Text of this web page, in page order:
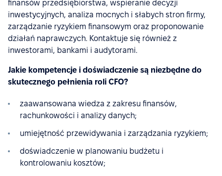
finansów przedsiębiorstwa, wspieranie decyzji
inwestycyjnych, analiza mocnych i słabych stron firmy,
zarządzanie ryzykiem finansowym oraz proponowanie
działań naprawczych. Kontaktuje się również z
inwestorami, bankami i audytorami.
Jakie kompetencje i doświadczenie są niezbędne do
skutecznego pełnienia roli CFO?
zaawansowana wiedza z zakresu finansów,
rachunkowości i analizy danych;
umiejętność przewidywania i zarządzania ryzykiem;
doświadczenie w planowaniu budżetu i
kontrolowaniu kosztów;